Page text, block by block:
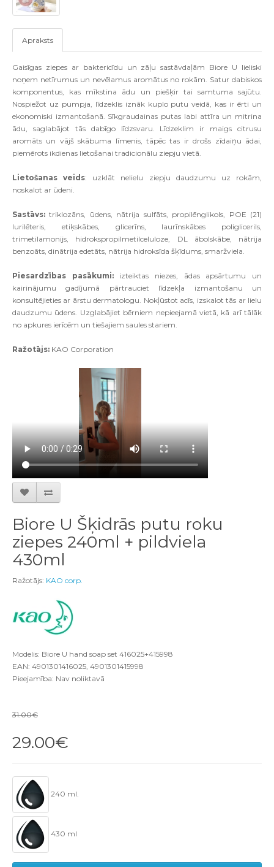
Apraksts
Gaisīgas ziepes ar baktericīdu un zāļu sastāvdaļām Biore U lieliski
noņem netīrumus un nevēlamus aromātus no rokām. Satur dabiskos
komponentus, kas mīkstina ādu un piešķir tai samtuma sajūtu.
Nospiežot uz pumpja, līdzeklis iznāk kuplo putu veidā, kas ir ērti un
ekonomiski izmantošanā. Sīkgraudainas putas labi attīra un mitrina
ādu, saglabājot tās dabīgo līdzsvaru. Līdzeklim ir maigs citrusu
aromāts un vājš skābuma līmenis, tāpēc tas ir drošs zīdaiņu ādai,
piemērots ikdienas lietošanai tradicionālu ziepju vietā.
Lietošanas veids: uzklāt nelielu ziepju daudzumu uz rokām,
noskalot ar ūdeni.
Sastāvs: triklozāns, ūdens, nātrija sulfāts, propilēnglikols, POE (21)
lurilēteris, etiķskābes, glicerīns, laurīnskābes poliglicerils,
trimetilamonijs, hidrokspropilmetilceluloze, DL ābolskābe, nātrija
benzoāts, dinātrija edetāts, nātrija hidroksīda šķīdums, smaržviela.
Piesardzības pasākumi:izteiktas niezes, ādas apsārtumu un
kairinājumu gadījumā pārtrauciet līdzekļa izmantošanu un
konsultējieties ar ārstu dermatologu. Nokļūstot acīs, izskalot tās ar lielu
daudzumu ūdens. Uzglabājiet bērniem nepieejamā vietā, kā arī tālāk
no apkures ierīcēm un tiešajiem saules stariem.
Ražotājs: KAO Corporation
Biore U Šķidrās putu roku
ziepes 240ml + pildviela
430ml
Ražotājs: KAO corp.
Modelis: Biore U hand soap set 416025+415998
EAN: 4901301416025, 4901301415998
Pieejamība: Nav noliktavā
31.00€
29.00€
240 ml.
430 ml